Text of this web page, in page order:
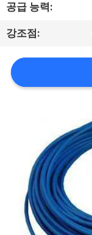
품
질
관
리
공급 능력:
강조점: